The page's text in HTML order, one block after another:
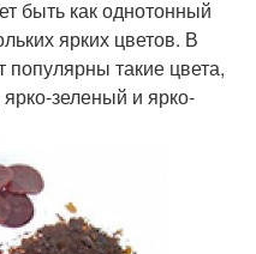
быть как однотонный
ярких цветов. В
популярны такие цвета,
зеленый и ярко-